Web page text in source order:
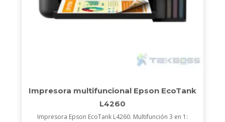
Impresora multifuncional Epson EcoTank
L4260
Impresora Epson EcoTank L4260. Multifunción 3 en 1: